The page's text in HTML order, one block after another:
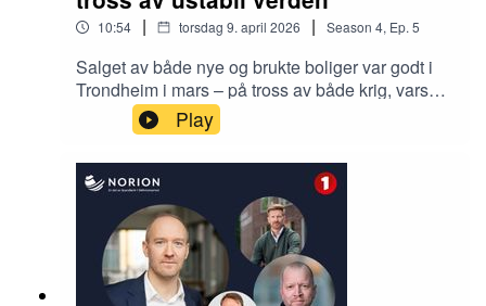
10:54 | torsdag 9. april 2026 | Season 4, Ep. 5
Salget av både nye og brukte boliger var godt i
Trondheim i mars – på tross av både krig, varsel
om renteheving og påskeferie. På
bruktboligmarkedet er det typiske familieboliger
som overpresterer på salgbarhet og budrunder,
mens i nybyggmarkedet var det få salgsstarter i
mars, men godt underliggende salg på prosjekter
som har blitt lansert det siste halvåret. Leder
Nybygg Nermin Lizde diskuterer med
Podcastvert Jan Håvard Valstad hva som solgte
siste måned, og hva vi kan forvente av markedet
Play